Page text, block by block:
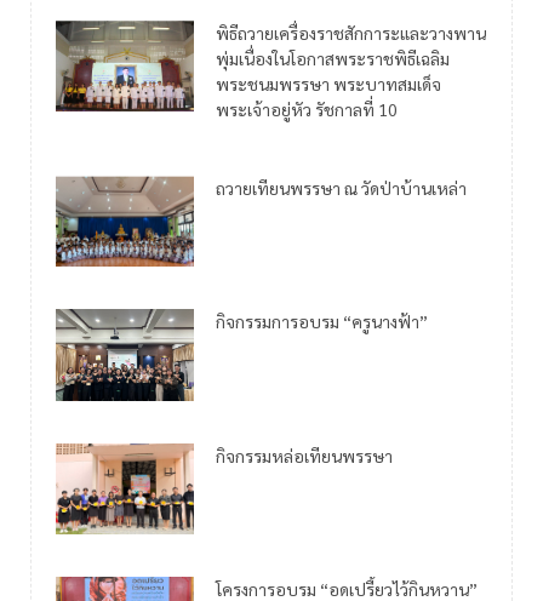
พิธีถวายเครื่องราชสักการะและวางพาน
พุ่มเนื่องในโอกาสพระราชพิธีเฉลิม
พระชนมพรรษา พระบาทสมเด็จ
พระเจ้าอยู่หัว รัชกาลที่ 10
ถวายเทียนพรรษา ณ วัดป่าบ้านเหล่า
กิจกรรมการอบรม “ครูนางฟ้า”
กิจกรรมหล่อเทียนพรรษา
โครงการอบรม “อดเปรี้ยวไว้กินหวาน”